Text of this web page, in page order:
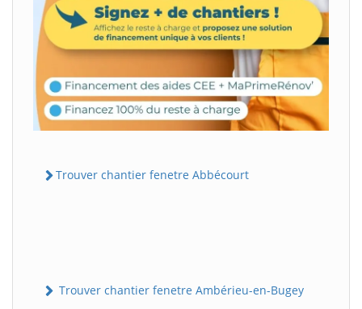
Trouver chantier fenetre Abbécourt
Trouver chantier fenetre Ambérieu-en-Bugey